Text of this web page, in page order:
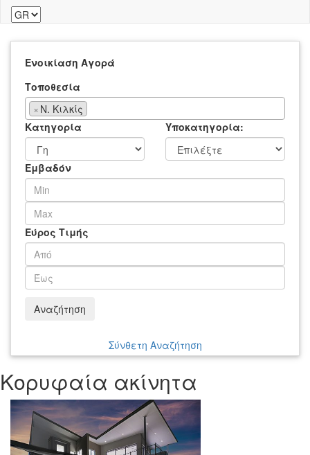
Ενοικίαση Αγορά
Τοποθεσία
× Ν. Κιλκίς
Κατηγορία
Υποκατηγορία:
Εμβαδόν
Εύρος Τιμής
Αναζήτηση
Σύνθετη Αναζήτηση
Κορυφαία ακίνητα